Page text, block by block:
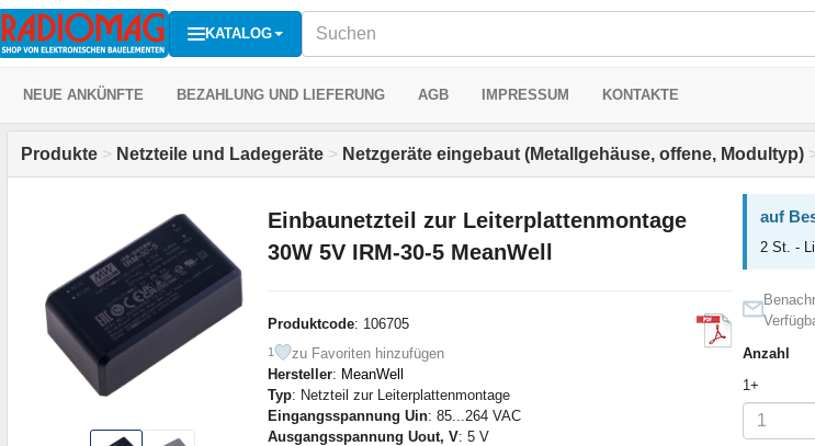
KATALOG
NEUE ANKÜNFTE BEZAHLUNG UND LIEFERUNG AGB IMPRESSUM KONTAKTE
Produkte > Netzteile und Ladegeräte > Netzgeräte eingebaut (Metallgehäuse, offene, Modultyp)
Einbaunetzteil zur Leiterplattenmontage
30W 5V IRM-30-5 MeanWell
Produktcode: 106705
1
zu Favoriten hinzufügen
Hersteller: MeanWell
Typ: Netzteil zur Leiterplattenmontage
Eingangsspannung Uin: 85...264 VAC
Ausgangsspannung Uout, V: 5 V
auf
2 St. -
Anzahl
1+